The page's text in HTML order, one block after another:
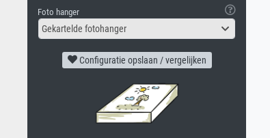
Foto hanger
Gekartelde fotohanger
Configuratie opslaan / vergelijken